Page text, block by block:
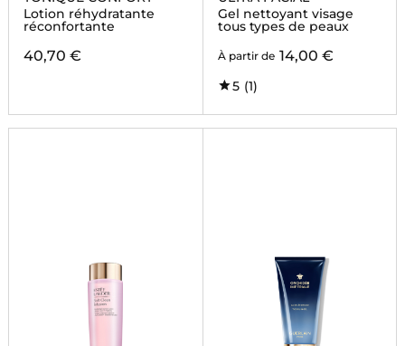
Lotion réhydratante
réconfortante
40,70 €
Gel nettoyant visage
tous types de peaux
À partir de 14,00 €
5 (1)